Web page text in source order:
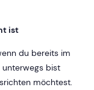
ist
du bereits im
unterwegs bist
möchtest.